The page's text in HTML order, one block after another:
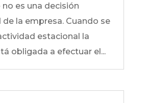
es una decisión
de la empresa. Cuando se
estacional la
obligada a efectuar el...